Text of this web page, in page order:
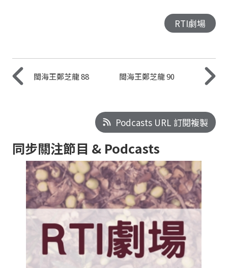
RTI劇場
閩海王鄭芝龍 88 閩海王鄭芝龍 90
Podcasts URL 訂閱複製
同步關注節目 & Podcasts